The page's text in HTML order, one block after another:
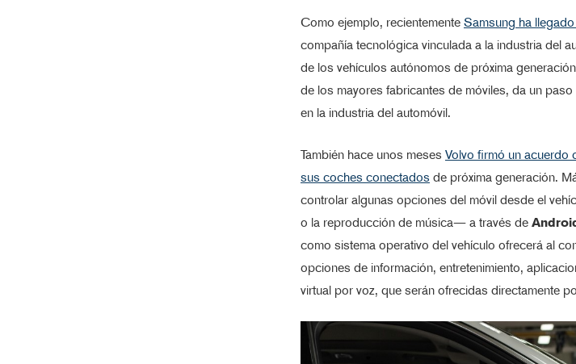
Como ejemplo, recientemente Samsung ha
compañía tecnológica vinculada a la industria del
de los vehículos autónomos de próxima
de los mayores fabricantes de móviles, da un
en la industria del automóvil.
También hace unos meses Volvo firmó un acuerdo
sus coches conectados de próxima generación.
controlar algunas opciones del móvil desde el
o la reproducción de música— a través de
como sistema operativo del vehículo ofrecerá al
opciones de información, entretenimiento,
virtual por voz, que serán ofrecidas directamente